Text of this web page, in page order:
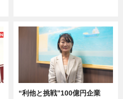
“利他と挑戦”100億円企業